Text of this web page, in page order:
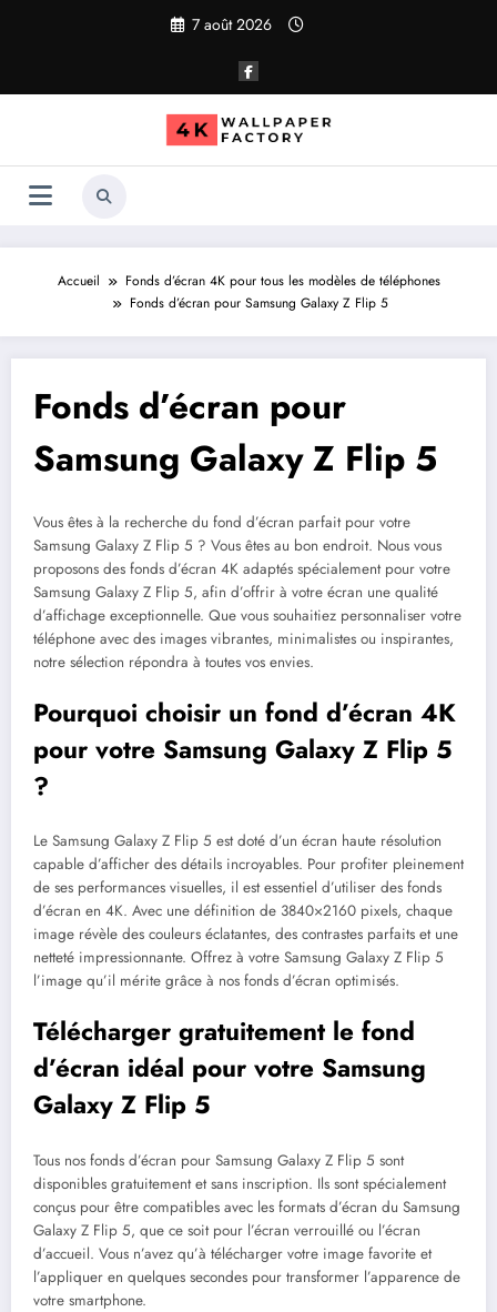
7 août 2026
Accueil
Fonds d’écran 4K pour tous les modèles de téléphones
Fonds d’écran pour Samsung Galaxy Z Flip 5
Fonds d’écran pour
Samsung Galaxy Z Flip 5
Vous êtes à la recherche du fond d’écran parfait pour votre
Samsung Galaxy Z Flip 5 ? Vous êtes au bon endroit. Nous vous
proposons des fonds d’écran 4K adaptés spécialement pour votre
Samsung Galaxy Z Flip 5, afin d’offrir à votre écran une qualité
d’affichage exceptionnelle. Que vous souhaitiez personnaliser votre
téléphone avec des images vibrantes, minimalistes ou inspirantes,
notre sélection répondra à toutes vos envies.
Pourquoi choisir un fond d’écran 4K
pour votre Samsung Galaxy Z Flip 5
?
Le Samsung Galaxy Z Flip 5 est doté d’un écran haute résolution
capable d’afficher des détails incroyables. Pour profiter pleinement
de ses performances visuelles, il est essentiel d’utiliser des fonds
d’écran en 4K. Avec une définition de 3840×2160 pixels, chaque
image révèle des couleurs éclatantes, des contrastes parfaits et une
netteté impressionnante. Offrez à votre Samsung Galaxy Z Flip 5
l’image qu’il mérite grâce à nos fonds d’écran optimisés.
Télécharger gratuitement le fond
d’écran idéal pour votre Samsung
Galaxy Z Flip 5
Tous nos fonds d’écran pour Samsung Galaxy Z Flip 5 sont
disponibles gratuitement et sans inscription. Ils sont spécialement
conçus pour être compatibles avec les formats d’écran du Samsung
Galaxy Z Flip 5, que ce soit pour l’écran verrouillé ou l’écran
d’accueil. Vous n’avez qu’à télécharger votre image favorite et
l’appliquer en quelques secondes pour transformer l’apparence de
votre smartphone.